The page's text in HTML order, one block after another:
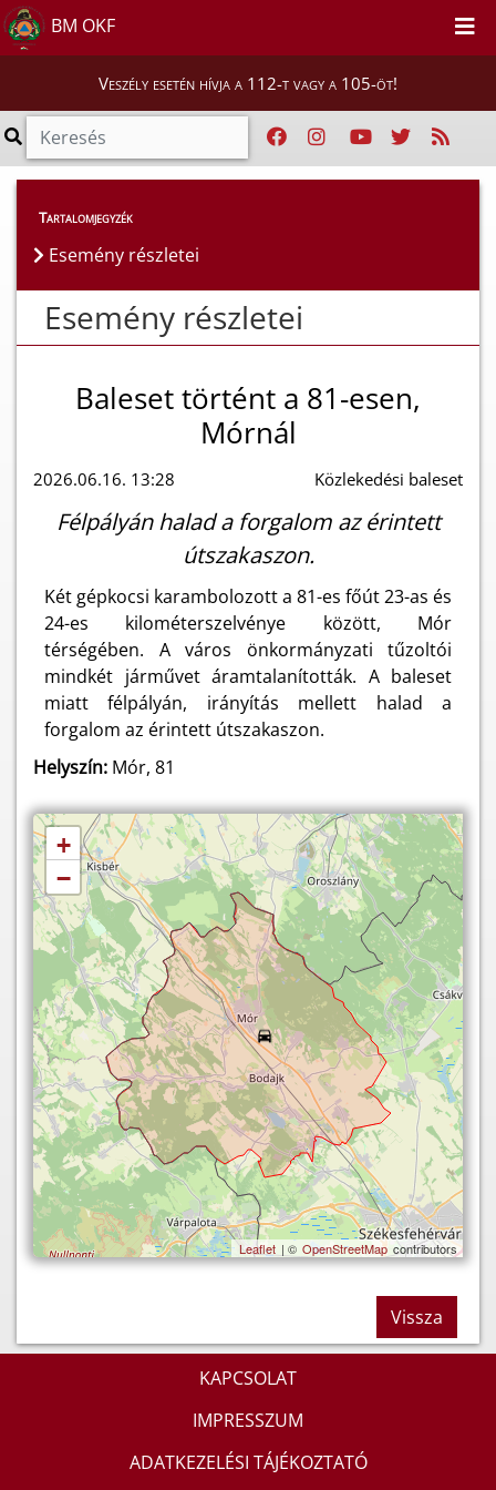
BM OKF
Veszély esetén hívja a 112-t vagy a 105-öt!
Esemény részletei
Tartalomjegyzék
Esemény részletei
Esemény részletei
Baleset történt a 81-esen,
Mórnál
2026.06.16. 13:28 Közlekedési baleset
Félpályán halad a forgalom az érintett
útszakaszon.
Két gépkocsi karambolozott a 81-es főút 23-as és
24-es kilométerszelvénye között, Mór
térségében. A város önkormányzati tűzoltói
mindkét járművet áramtalanították. A baleset
miatt félpályán, irányítás mellett halad a
forgalom az érintett útszakaszon.
Helyszín: Mór, 81
+
−
Leaflet | © OpenStreetMap contributors
Vissza
KAPCSOLAT
IMPRESSZUM
ADATKEZELÉSI TÁJÉKOZTATÓ